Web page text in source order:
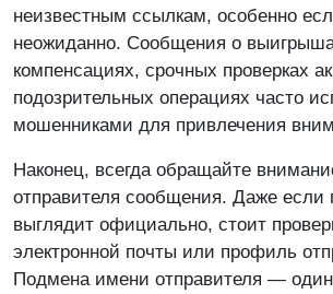
неизвестным ссылкам, особенно
неожиданно. Сообщения о
компенсациях, срочных проверках
подозрительных операциях часто
мошенниками для привлечения
Наконец, всегда обращайте
отправителя сообщения. Даже если
выглядит официально, стоит
электронной почты или профиль
Подмена имени отправителя —